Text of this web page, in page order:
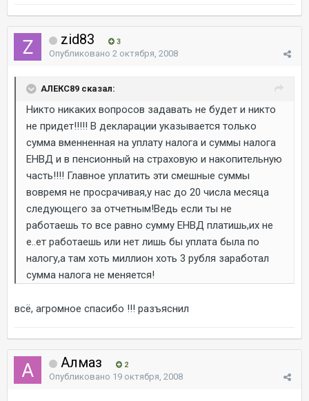
zid83 3
Опубликовано 2 октября, 2008
АЛЕКС89 сказал:
Никто никаких вопросов задавать не будет и никто
не придет!!!!! В декларации указывается только
сумма вменненная на уплату налога и суммы налога
ЕНВД и в пенсионный на страховую и накопительную
часть!!!! Главное уплатить эти смешные суммы
вовремя не просрачивая,у нас до 20 числа месяца
следующего за отчетным!Ведь если ты не
работаешь то все равно сумму ЕНВД платишь,их не
е..ет работаешь или нет лишь бы уплата была по
налогу,а там хоть миллион хоть 3 рубля заработал
сумма налога не меняется!
всё, агромное спасибо !!! разъяснил
Алмаз 2
Опубликовано 19 октября, 2008